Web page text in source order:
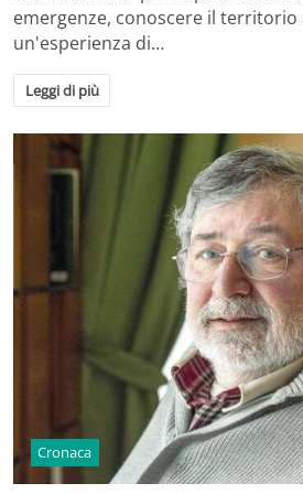
emergenze, conoscere il territorio
un'esperienza di…
Leggi di più
Cronaca